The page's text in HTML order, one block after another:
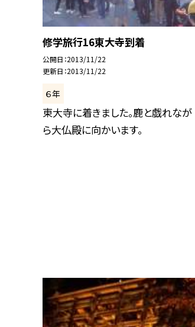
修学旅行16東大寺到着
公開日 2013/11/22
更新日 2013/11/22
６年
東大寺に着きました。鹿と戯れなが
ら大仏殿に向かいます。